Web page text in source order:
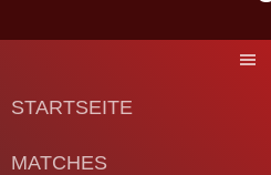
STARTSEITE
MATCHES